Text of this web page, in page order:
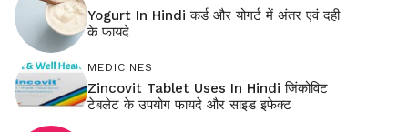
Yogurt In Hindi कर्ड और योगर्ट में अंतर एवं दही
के फायदे
MEDICINES
Zincovit Tablet Uses In Hindi जिंकोविट
टेबलेट के उपयोग फायदे और साइड इफेक्ट